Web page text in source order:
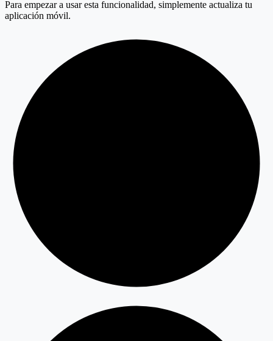
Para empezar a usar esta funcionalidad, simplemente actualiza tu
aplicación móvil.